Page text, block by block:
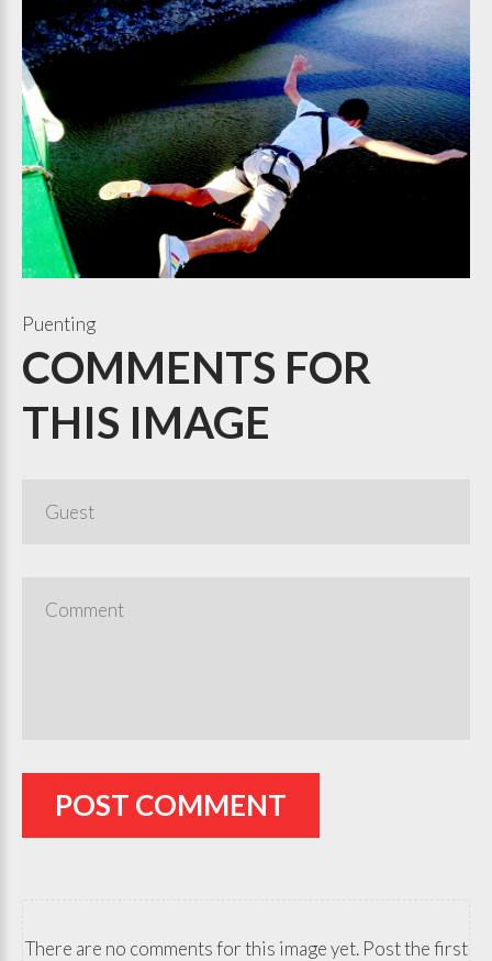
Puenting
COMMENTS FOR
THIS IMAGE
POST COMMENT
There are no comments for this image yet. Post the first